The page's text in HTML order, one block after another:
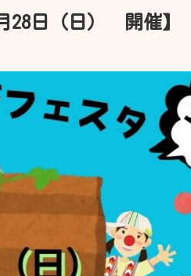
28日（日） 開催】